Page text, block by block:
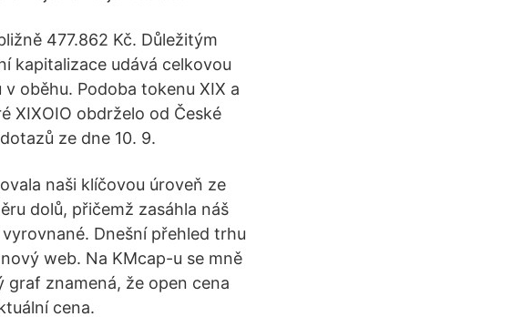
477.862 Kč. Důležitým
kapitalizace udává celkovou
oběhu. Podoba tokenu XIX a
XIXOIO obdrželo od České
ze dne 10. 9.
naši klíčovou úroveň ze
dolů, přičemž zasáhla náš
Dnešní přehled trhu
web. Na KMcap-u se mně
graf znamená, že open cena
cena.